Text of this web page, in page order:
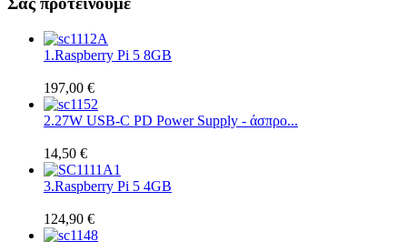
1.Raspberry Pi 5 8GB
197,00 €
2.27W USB-C PD Power Supply - άσπρο...
14,50 €
3.Raspberry Pi 5 4GB
124,90 €